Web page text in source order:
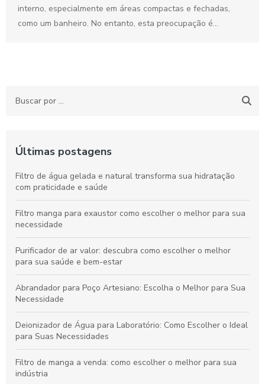
interno, especialmente em áreas compactas e fechadas,
como um banheiro. No entanto, esta preocupação é...
Últimas postagens
Filtro de água gelada e natural transforma sua hidratação
com praticidade e saúde
Filtro manga para exaustor como escolher o melhor para sua
necessidade
Purificador de ar valor: descubra como escolher o melhor
para sua saúde e bem-estar
Abrandador para Poço Artesiano: Escolha o Melhor para Sua
Necessidade
Deionizador de Água para Laboratório: Como Escolher o Ideal
para Suas Necessidades
Filtro de manga a venda: como escolher o melhor para sua
indústria